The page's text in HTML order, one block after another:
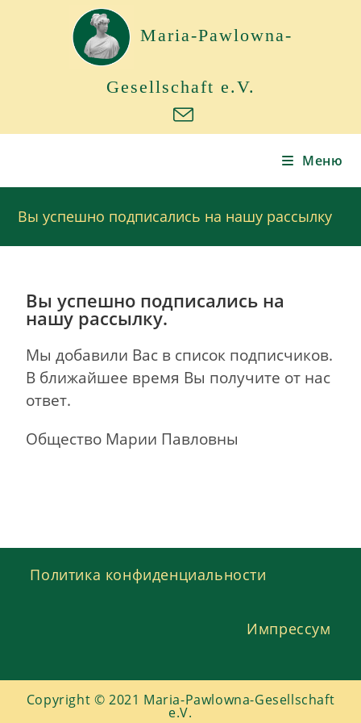
Maria-Pawlowna-
Gesellschaft e.V.
Меню
Вы успешно подписались на нашу рассылку
Вы успешно подписались на
нашу рассылку.
Мы добавили Вас в список подписчиков.
В ближайшее время Вы получите от нас
ответ.
Общество Марии Павловны
Политика конфиденциальности
Импрессум
Copyright © 2021 Maria-Pawlowna-Gesellschaft
e.V.